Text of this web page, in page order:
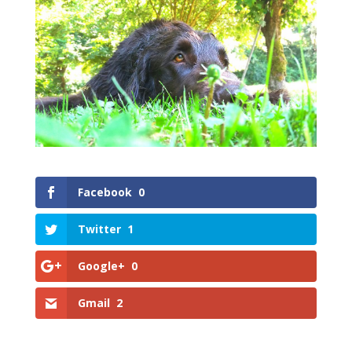
Facebook 0
Twitter 1
Google+ 0
Gmail 2